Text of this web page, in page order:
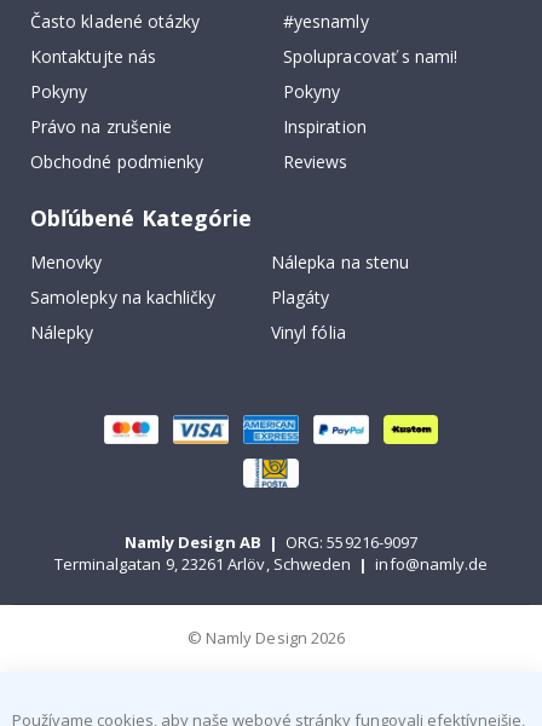
Často kladené otázky
Kontaktujte nás
Pokyny
Právo na zrušenie
Obchodné podmienky
#yesnamly
Spolupracovať s nami!
Pokyny
Inspiration
Reviews
Obľúbené Kategórie
Menovky
Nálepka na stenu
Samolepky na kachličky
Plagáty
Nálepky
Vinyl fólia
Namly Design AB | ORG: 559216-9097
Terminalgatan 9, 23261 Arlöv, Schweden | info@namly.de
© Namly Design 2026
Používame cookies, aby naše webové stránky fungovali efektívnejšie,